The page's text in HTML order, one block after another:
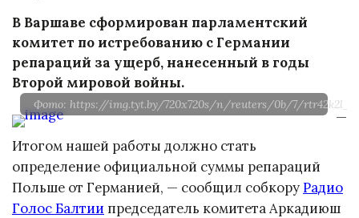
В Варшаве сформирован парламентский
комитет по истребованию с Германии
репараций за ущерб, нанесенный в годы
Второй мировой войны.
Фото: https://img.tyt.by/720x720s/n/reuters/0b/7/
—
Итогом нашей работы должно стать
определение официальной суммы репараций
Польше от Германией, — сообщил собкоруРадио
Голос Балтии председатель комитета Аркадиюш